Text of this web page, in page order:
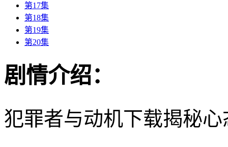
第17集
第18集
第19集
第20集
剧情介绍：
犯罪者与动机下载揭秘